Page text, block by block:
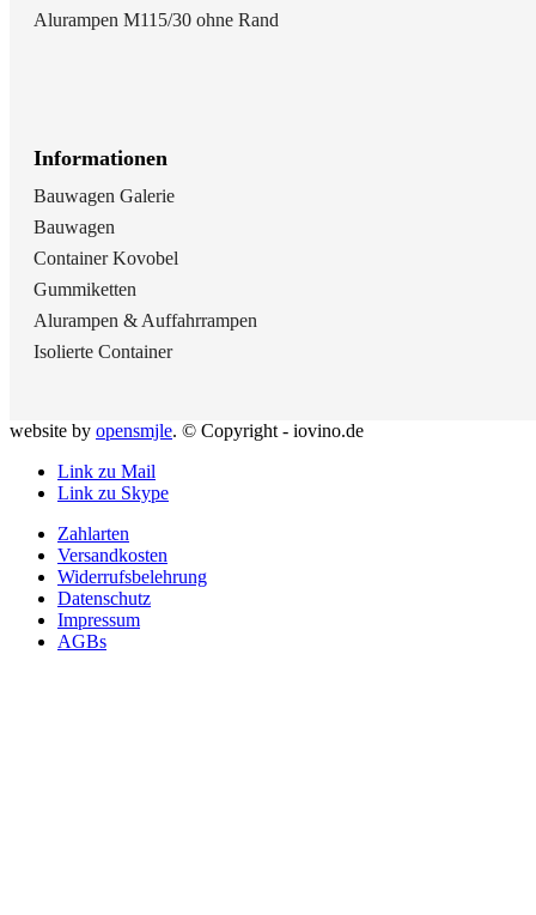
Alurampen M115/30 ohne Rand
Informationen
Bauwagen Galerie
Bauwagen
Container Kovobel
Gummiketten
Alurampen & Auffahrrampen
Isolierte Container
website by opensmjle. © Copyright - iovino.de
Link zu Mail
Link zu Skype
Zahlarten
Versandkosten
Widerrufsbelehrung
Datenschutz
Impressum
AGBs